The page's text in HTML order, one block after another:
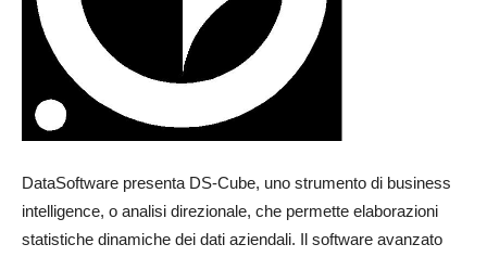
DataSoftware presenta DS-Cube, uno strumento di business
intelligence, o analisi direzionale, che permette elaborazioni
statistiche dinamiche dei dati aziendali. Il software avanzato